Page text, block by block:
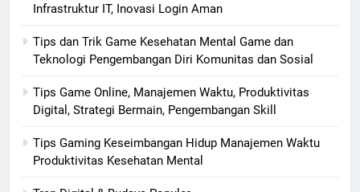
Infrastruktur IT, Inovasi Login Aman
Tips dan Trik Game Kesehatan Mental Game dan
Teknologi Pengembangan Diri Komunitas dan Sosial
Tips Game Online, Manajemen Waktu, Produktivitas
Digital, Strategi Bermain, Pengembangan Skill
Tips Gaming Keseimbangan Hidup Manajemen Waktu
Produktivitas Kesehatan Mental